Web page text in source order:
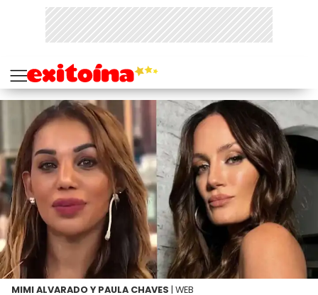
MIMI ALVARADO Y PAULA CHAVES | WEB